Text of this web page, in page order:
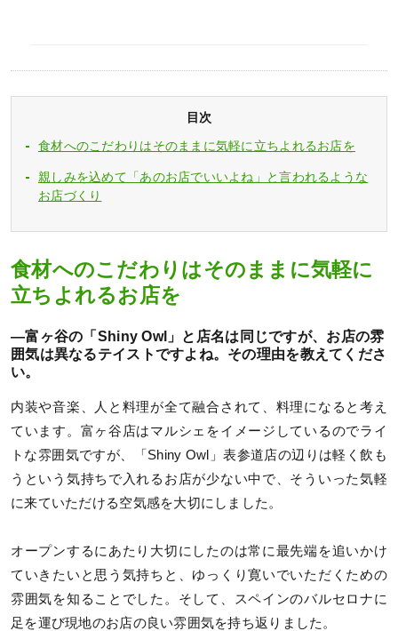
目次
食材へのこだわりはそのままに気軽に立ちよれるお店を
親しみを込めて「あのお店でいいよね」と言われるような
お店づくり
食材へのこだわりはそのままに気軽に
立ちよれるお店を
—富ヶ谷の「Shiny Owl」と店名は同じですが、お店の雰
囲気は異なるテイストですよね。その理由を教えてくださ
い。
内装や音楽、人と料理が全て融合されて、料理になると考え
ています。富ヶ谷店はマルシェをイメージしているのでライ
トな雰囲気ですが、「Shiny Owl」表参道店の辺りは軽く飲も
うという気持ちで入れるお店が少ない中で、そういった気軽
に来ていただける空気感を大切にしました。
オープンするにあたり大切にしたのは常に最先端を追いかけ
ていきたいと思う気持ちと、ゆっくり寛いでいただくための
雰囲気を知ることでした。そして、スペインのバルセロナに
足を運び現地のお店の良い雰囲気を持ち返りました。